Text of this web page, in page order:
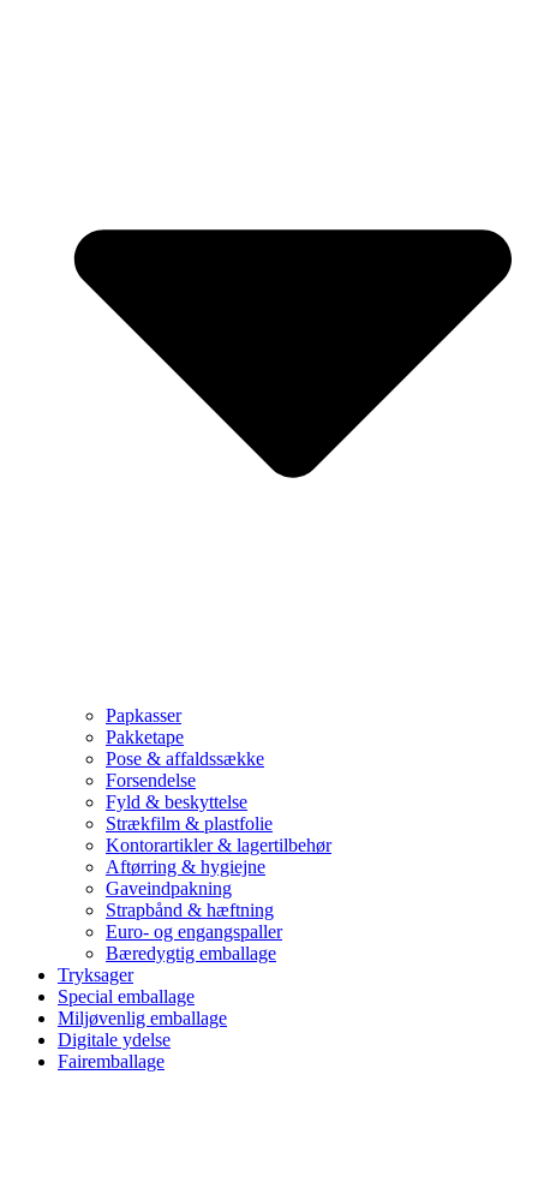
Papkasser
Pakketape
Pose & affaldssække
Forsendelse
Fyld & beskyttelse
Strækfilm & plastfolie
Kontorartikler & lagertilbehør
Aftørring & hygiejne
Gaveindpakning
Strapbånd & hæftning
Euro- og engangspaller
Bæredygtig emballage
Tryksager
Special emballage
Miljøvenlig emballage
Digitale ydelse
Fairemballage